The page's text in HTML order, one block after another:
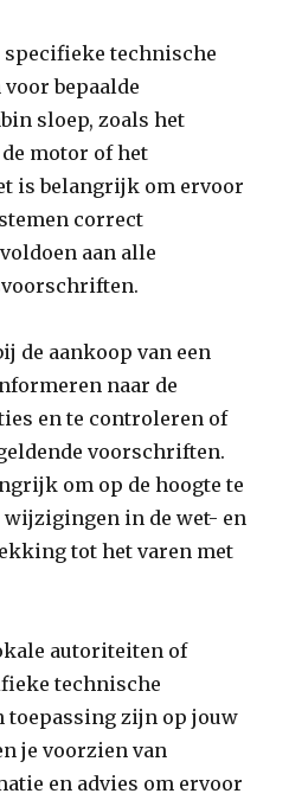
technische
bepaalde
sloep, zoals het
motor of het
is belangrijk om ervoor
correct
aan alle
de aankoop van een
naar de
en te controleren of
voorschriften.
om op de hoogte te
wijzigingen in de wet- en
tot het varen met
autoriteiten of
technische
toepassing zijn op jouw
je voorzien van
en advies om ervoor